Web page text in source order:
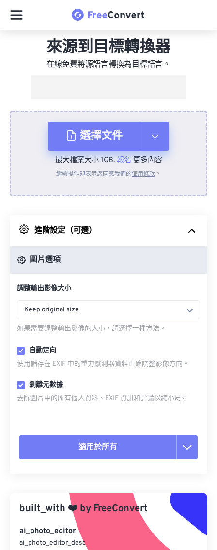
來源到目標轉換器
在線免費將源語言轉換為目標語言。
選擇文件
來自裝置
來自 Google 雲端硬碟
最大檔案大小 1GB.報名更多內容
繼續操作即表示您同意我們的使用條款 。
進階設定（可選）
圖片選項
調整輸出影像大小
Keep original size
如果需要調整輸出影像的大小，請選擇一種方法。
自動定向
使用儲存在 EXIF 中的重力感測器資料正確調整影像方向。
剝離元數據
去除圖片中的所有個人資料、EXIF 資訊和評論以縮小尺寸
適用於所有
另存為預設
built_with ❤️ by FreeConvert
ai_photo_editor
ai_photo_editor_desc